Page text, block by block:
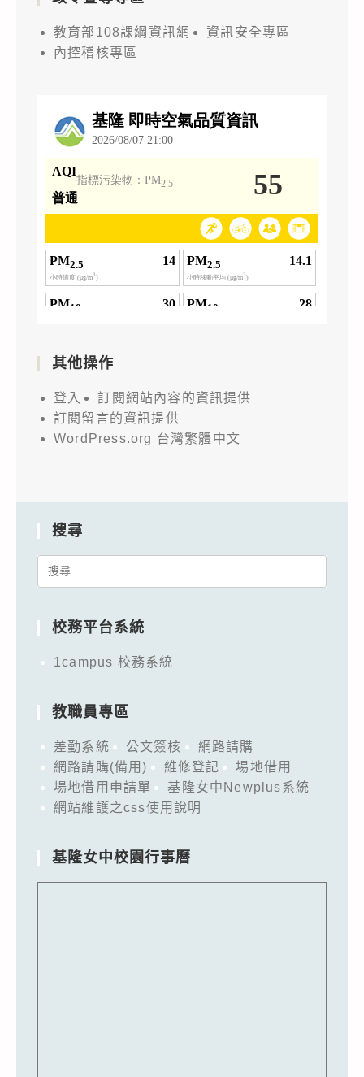
教育部108課綱資訊網
資訊安全專區
內控稽核專區
其他操作
登入
訂閱網站內容的資訊提供
訂閱留言的資訊提供
WordPress.org 台灣繁體中文
搜尋
Search
校務平台系統
1campus 校務系統
教職員專區
差勤系統 公文簽核
網路請購
網路請購(備用)
維修登記
場地借用
場地借用申請單
基隆女中Newplus系統
網站維護之css使用說明
基隆女中校園行事曆